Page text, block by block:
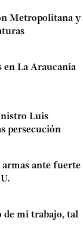
Metropolitana y
en La Araucanía
Luis
persecución
ante fuerte
de mi trabajo, tal